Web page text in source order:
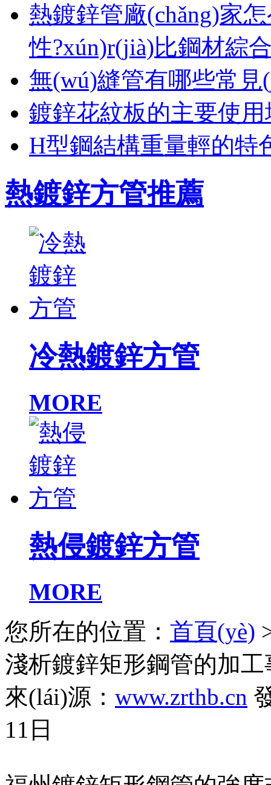
熱鍍鋅管廠(chǎng)家怎
性?xún)r(jià)比鋼材綜
無(wú)縫管有哪些常
鍍鋅花紋板的主要使用
H型鋼結構重量輕的特
熱鍍鋅方管推薦
冷熱鍍鋅方管
MORE
熱侵鍍鋅方管
MORE
您所在的位置： 首頁(yè)
淺析鍍鋅矩形鋼管的加工
來(lái)源： www.zrthb.cn
11日